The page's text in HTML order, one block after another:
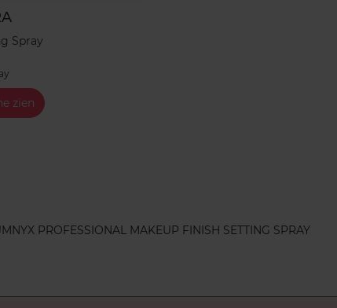
Spray
zien
NYX PROFESSIONAL MAKEUP FINISH SETTING SPRAY